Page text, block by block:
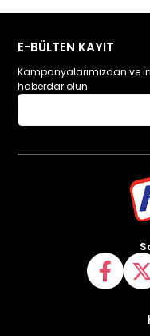
E-BÜLTEN KAYIT
Kampanyalarımızdan ve
haberdar olun.